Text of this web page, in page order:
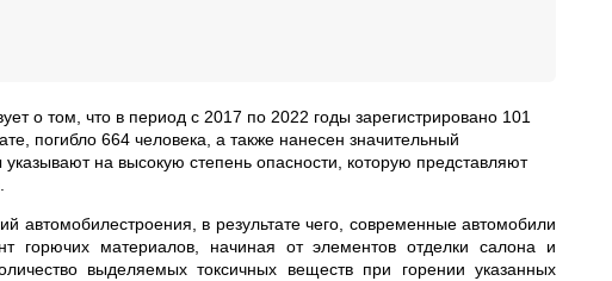
о том, что в период с 2017 по 2022 годы зарегистрировано 101
погибло 664 человека, а также нанесен значительный
на высокую степень опасности, которую представляют
автомобилестроения, в результате чего, современные автомобили
горючих материалов, начиная от элементов отделки салона и
выделяемых токсичных веществ при горении указанных